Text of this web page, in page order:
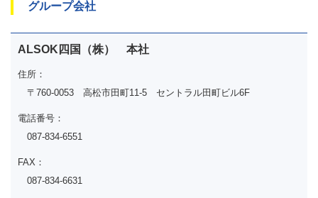
グループ会社
ALSOK四国（株） 本社
住所：
〒760-0053 高松市田町11-5 セントラル田町ビル6F
電話番号：
087-834-6551
FAX：
087-834-6631